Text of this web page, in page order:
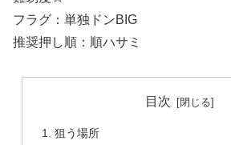
フラグ：単独ドンBIG
推奨押し順：順ハサミ
目次
狙う場所